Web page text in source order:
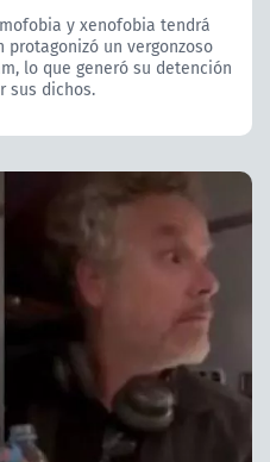
y xenofobia tendrá
un vergonzoso
lo que generó su detención
sus dichos.